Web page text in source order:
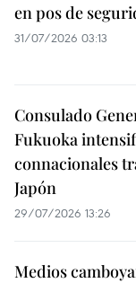
en pos de
31/07/2026 03:13
Consulado
Fukuoka
connacionales
Japón
29/07/2026 13:26
Medios